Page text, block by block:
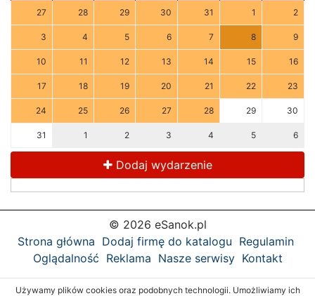
27 28 29 30 31 1 2
3 4 5 6 7 8 9
10 11 12 13 14 15 16
17 18 19 20 21 22 23
24 25 26 27 28 29 30
31 1 2 3 4 5 6
Dodaj wydarzenie
© 2026 eSanok.pl
Strona główna Dodaj firmę do katalogu Regulamin
Oglądalność Reklama Nasze serwisy Kontakt
Używamy plików cookies oraz podobnych technologii. Umożliwiamy ich